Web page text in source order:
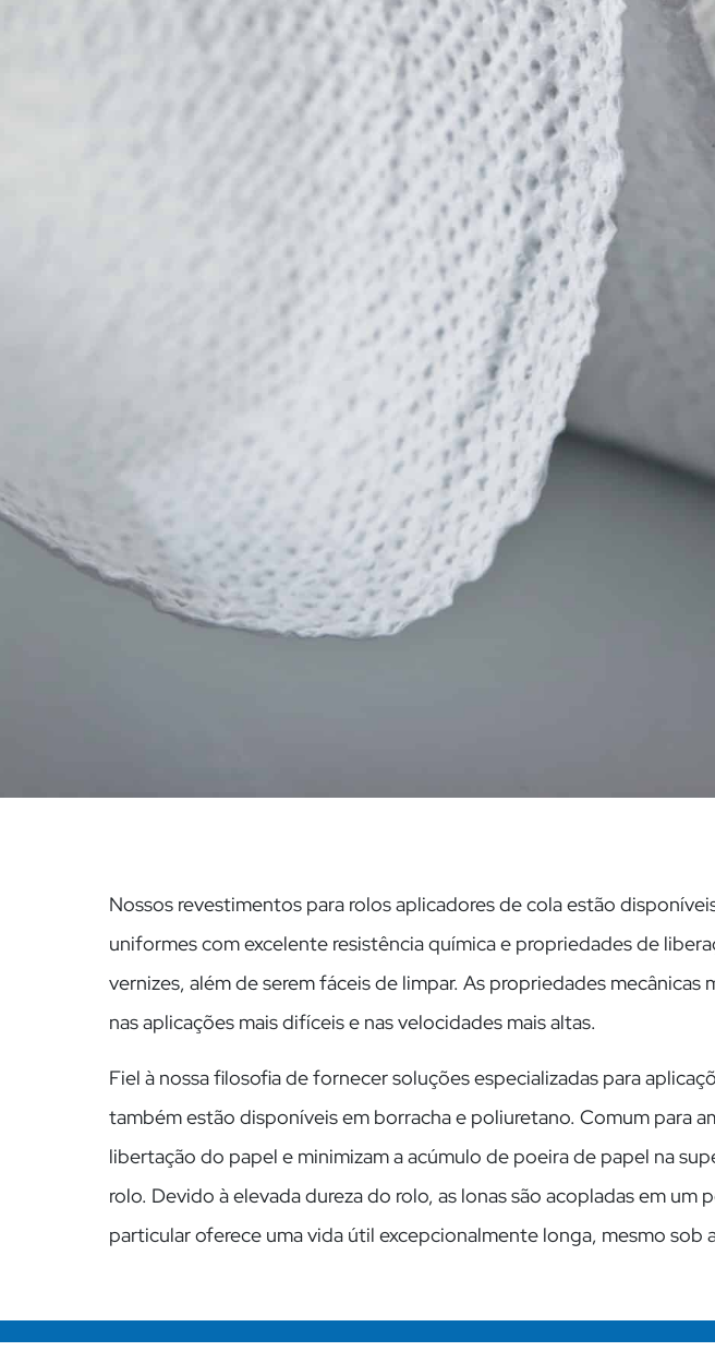
Nossos revestimentos para rolos aplicadores de cola estão
uniformes com excelente resistência química e propriedades de
vernizes, além de serem fáceis de limpar. As propriedades
nas aplicações mais difíceis e nas velocidades mais altas.
Fiel à nossa filosofia de fornecer soluções especializadas para
também estão disponíveis em borracha e poliuretano. Comum para
libertação do papel e minimizam a acúmulo de poeira de papel na
rolo. Devido à elevada dureza do rolo, as lonas são acopladas em
particular oferece uma vida útil excepcionalmente longa, mesmo sob